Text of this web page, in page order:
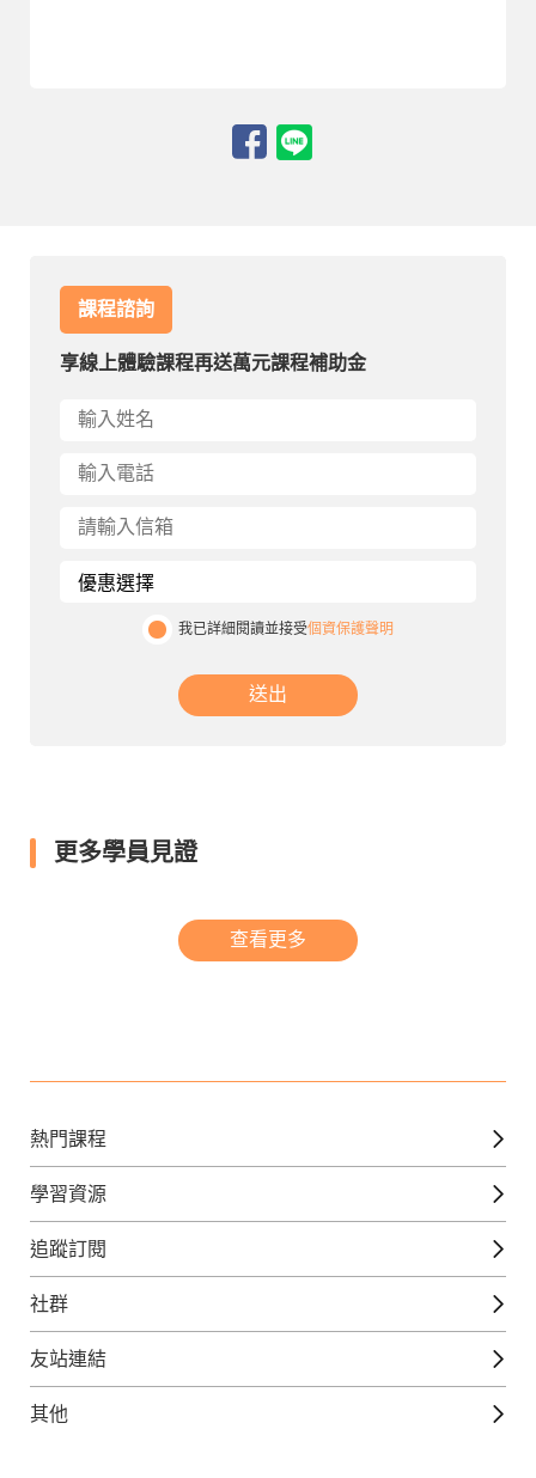
課程諮詢
享線上體驗課程再送萬元課程補助金
我已詳細閱讀並接受個資保護聲明
送出
更多學員見證
查看更多
熱門課程
英文課程
日語課程
韓語課程
法文課程
學習資源
免費線上檢定
外語補給站
美日語數位學院
追蹤訂閱
Gjun-就醬學外語
官方Youtube
社群
英語觀光城
日語觀光城
友站連結
iWorld JR
其他